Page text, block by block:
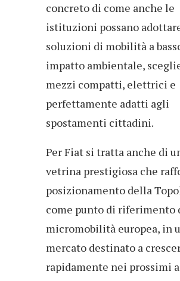
concreto di come anche le
istituzioni possano
soluzioni di mobilità a
impatto ambientale,
mezzi compatti, elettrici e
perfettamente adatti agli
spostamenti cittadini.
Per Fiat si tratta anche di
vetrina prestigiosa che
posizionamento della
come punto di riferimento
micromobilità europea, in
mercato destinato a
rapidamente nei prossimi